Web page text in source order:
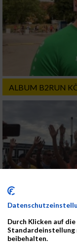
ALBUM B2RUN
Durch Klicken auf
beibehalten.